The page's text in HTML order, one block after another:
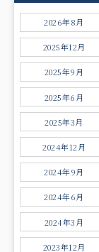
2026年8月
2025年12月
2025年9月
2025年6月
2025年3月
2024年12月
2024年9月
2024年6月
2024年3月
2023年12月